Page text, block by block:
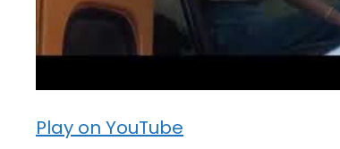
Play on YouTube